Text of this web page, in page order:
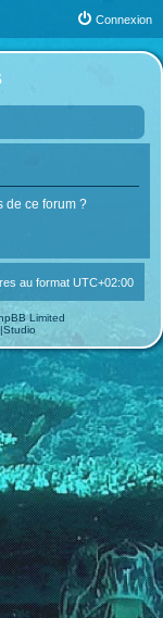
Connexion
de ce forum ?
au format UTC+02:00
Limited